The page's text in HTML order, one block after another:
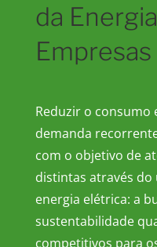
da
Empresas
Reduzir o consumo
demanda
com o objetivo de
distintas através do
energia elétrica: a
sustentabilidade
competitivos para